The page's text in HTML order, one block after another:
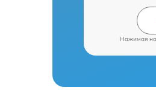
Нажимая на